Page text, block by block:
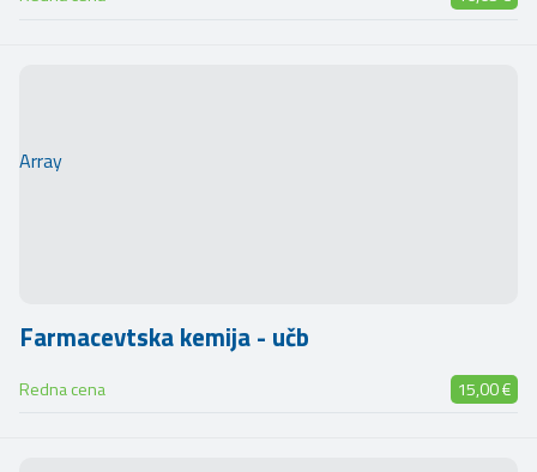
Array
Farmacevtska kemija - učb
Redna cena 15,00 €